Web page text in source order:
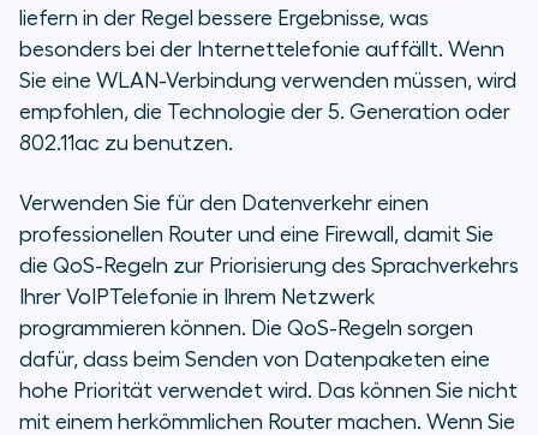
liefern in der Regel bessere Ergebnisse, was
besonders bei der Internettelefonie auffällt. Wenn
Sie eine WLAN-Verbindung verwenden müssen, wird
empfohlen, die Technologie der 5. Generation oder
802.11ac zu benutzen.
Verwenden Sie für den Datenverkehr einen
professionellen Router und eine Firewall, damit Sie
die QoS-Regeln zur Priorisierung des Sprachverkehrs
Ihrer VoIPTelefonie in Ihrem Netzwerk
programmieren können. Die QoS-Regeln sorgen
dafür, dass beim Senden von Datenpaketen eine
hohe Priorität verwendet wird. Das können Sie nicht
mit einem herkömmlichen Router machen. Wenn Sie